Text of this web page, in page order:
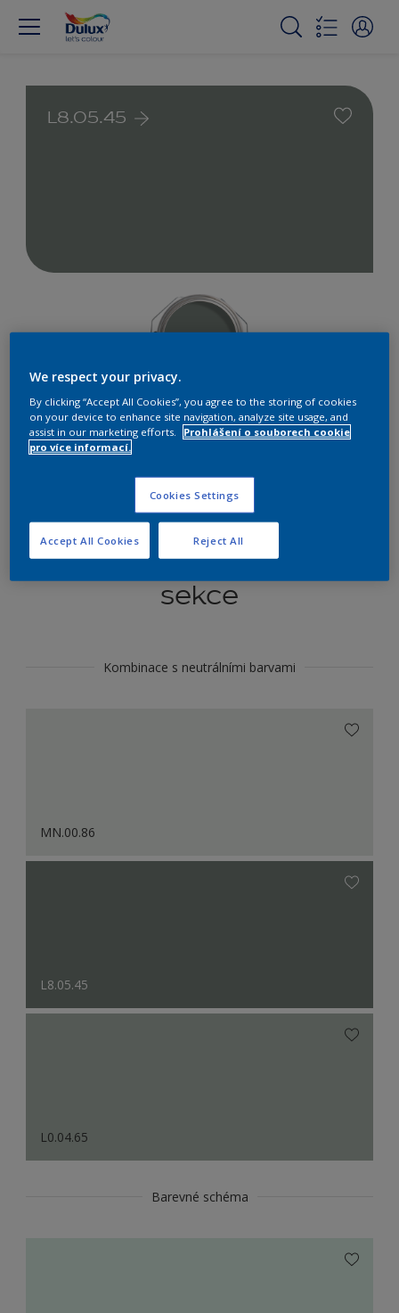
L8.05.45
Najít výrobek v tomto odstínu
Koordinovat barevné
sekce
Kombinace s neutrálními barvami
MN.00.86
L8.05.45
L0.04.65
Barevné schéma
We respect your privacy.
By clicking “Accept All Cookies”, you agree to the storing of cookies
on your device to enhance site navigation, analyze site usage, and
assist in our marketing efforts.
Prohlášení o souborech cookie
pro více informací.
Cookies Settings
Reject All
Accept All Cookies